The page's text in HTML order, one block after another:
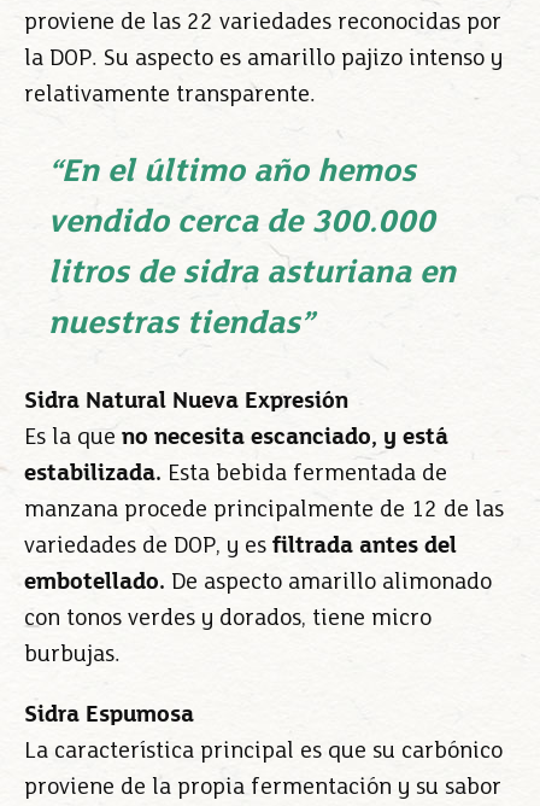
proviene de las 22 variedades reconocidas por
la DOP. Su aspecto es amarillo pajizo intenso y
relativamente transparente.
“En el último año hemos
vendido cerca de 300.000
litros de sidra asturiana en
nuestras tiendas”
Sidra Natural Nueva Expresión
Es la que no necesita escanciado, y está
estabilizada. Esta bebida fermentada de
manzana procede principalmente de 12 de las
variedades de DOP, y es filtrada antes del
embotellado. De aspecto amarillo alimonado
con tonos verdes y dorados, tiene micro
burbujas.
Sidra Espumosa
La característica principal es que su carbónico
proviene de la propia fermentación y su sabor